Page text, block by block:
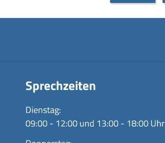
Sprechzeiten
Dienstag:
09:00 - 12:00 und 13:00 - 18:00 Uhr